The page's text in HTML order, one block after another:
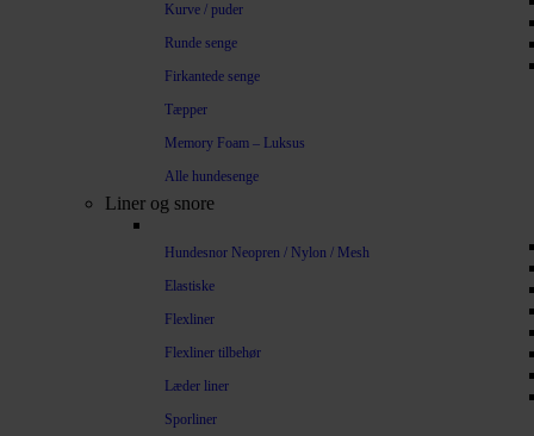
Kurve / puder
Runde senge
Firkantede senge
Tæpper
Memory Foam – Luksus
Alle hundesenge
Liner og snore
Hundesnor Neopren / Nylon / Mesh
Elastiske
Flexliner
Flexliner tilbehør
Læder liner
Sporliner